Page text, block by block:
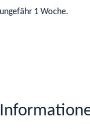
1 Woche.